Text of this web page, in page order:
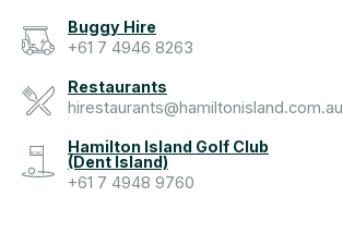
Buggy Hire
+61 7 4946 8263
Restaurants
hirestaurants@hamiltonisland.com.au
Hamilton Island Golf Club
(Dent Island)
+61 7 4948 9760